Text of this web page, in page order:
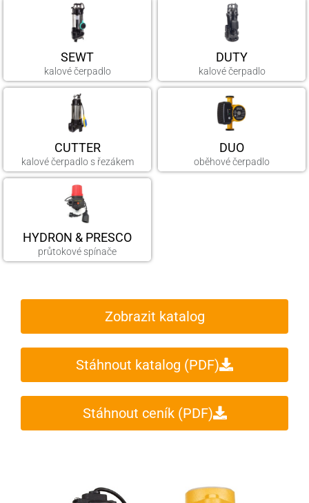
SEWT
kalové čerpadlo
DUTY
kalové čerpadlo
CUTTER
kalové čerpadlo s řezákem
DUO
oběhové čerpadlo
HYDRON & PRESCO
průtokové spínače
Zobrazit katalog
Stáhnout katalog (PDF)
Stáhnout ceník (PDF)